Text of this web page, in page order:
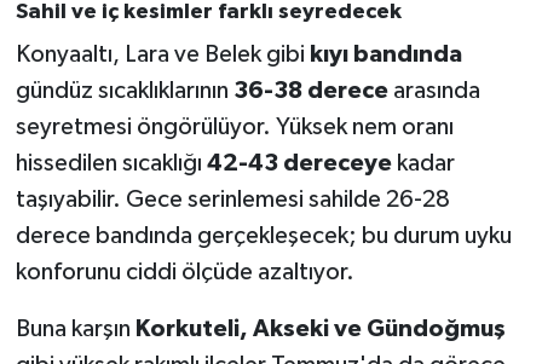
Sahil ve iç kesimler farklı seyredecek
Konyaaltı, Lara ve Belek gibi kıyı bandında
gündüz sıcaklıklarının 36-38 derecearasında
seyretmesi öngörülüyor. Yüksek nem oranı
hissedilen sıcaklığı 42-43 dereceyekadar
taşıyabilir. Gece serinlemesi sahilde 26-28
derece bandında gerçekleşecek; bu durum uyku
konforunu ciddi ölçüde azaltıyor.
Buna karşın Korkuteli, Akseki ve Gündoğmuş